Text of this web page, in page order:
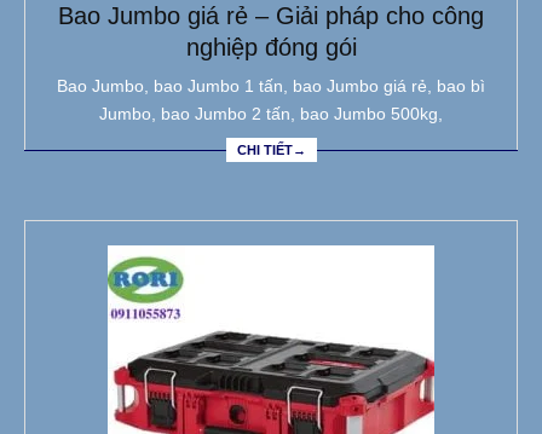
Bao Jumbo giá rẻ – Giải pháp cho công
nghiệp đóng gói
Bao Jumbo, bao Jumbo 1 tấn, bao Jumbo giá rẻ, bao bì
Jumbo, bao Jumbo 2 tấn, bao Jumbo 500kg,
CHI TIẾT→